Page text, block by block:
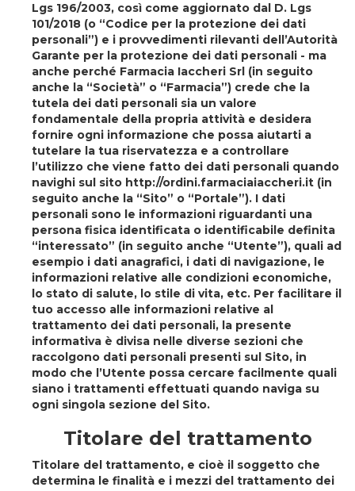
Lgs 196/2003, così come aggiornato dal D. Lgs
101/2018 (o “Codice per la protezione dei dati
personali”) e i provvedimenti rilevanti dell’Autorità
Garante per la protezione dei dati personali - ma
anche perché Farmacia Iaccheri Srl (in seguito
anche la “Società” o “Farmacia”) crede che la
tutela dei dati personali sia un valore
fondamentale della propria attività e desidera
fornire ogni informazione che possa aiutarti a
tutelare la tua riservatezza e a controllare
l’utilizzo che viene fatto dei dati personali quando
navighi sul sito http://ordini.farmaciaiaccheri.it (in
seguito anche la “Sito” o “Portale”). I dati
personali sono le informazioni riguardanti una
persona fisica identificata o identificabile definita
“interessato” (in seguito anche “Utente”), quali ad
esempio i dati anagrafici, i dati di navigazione, le
informazioni relative alle condizioni economiche,
lo stato di salute, lo stile di vita, etc. Per facilitare il
tuo accesso alle informazioni relative al
trattamento dei dati personali, la presente
informativa è divisa nelle diverse sezioni che
raccolgono dati personali presenti sul Sito, in
modo che l’Utente possa cercare facilmente quali
siano i trattamenti effettuati quando naviga su
ogni singola sezione del Sito.
Titolare del trattamento
Titolare del trattamento, e cioè il soggetto che
determina le finalità e i mezzi del trattamento dei